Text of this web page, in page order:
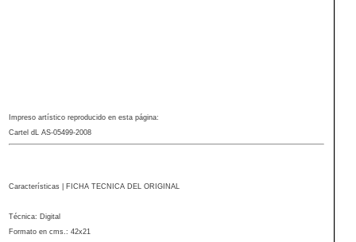
Impreso artístico reproducido en esta página:
Cartel dL AS-05499-2008
Características | FICHA TECNICA DEL ORIGINAL
Técnica: Digital
Formato en cms.: 42x21